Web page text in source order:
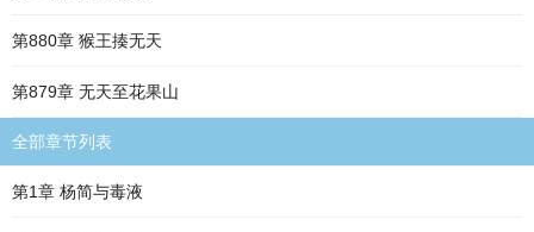
第880章 猴王揍无天
第879章 无天至花果山
全部章节列表
第1章 杨简与毒液